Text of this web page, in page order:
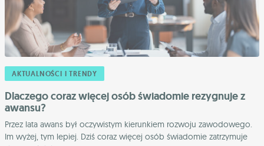
AKTUALNOŚCI I TRENDY
Dlaczego coraz więcej osób świadomie rezygnuje z
awansu?
Przez lata awans był oczywistym kierunkiem rozwoju zawodowego.
Im wyżej, tym lepiej. Dziś coraz więcej osób świadomie zatrzymuje